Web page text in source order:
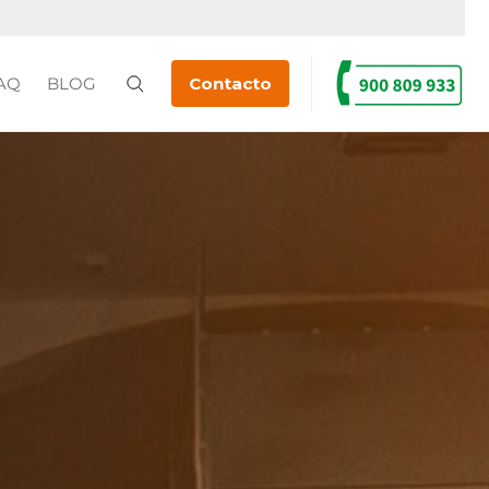
BLOG Contacto